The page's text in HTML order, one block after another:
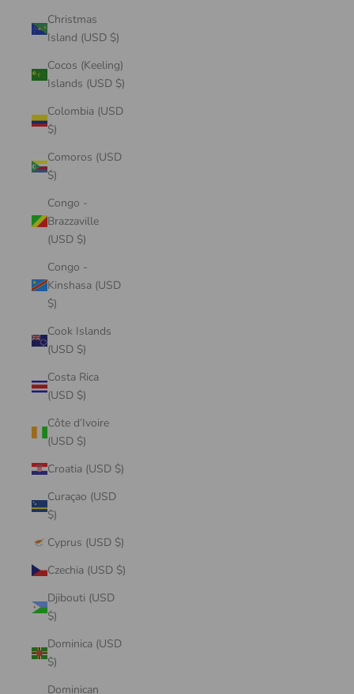
Christmas
Island (USD $)
Cocos (Keeling)
Islands (USD $)
Colombia (USD
$)
Comoros (USD
$)
Congo -
Brazzaville
(USD $)
Congo -
Kinshasa (USD
$)
Cook Islands
(USD $)
Costa Rica
(USD $)
Côte d’Ivoire
(USD $)
Croatia (USD $)
Curaçao (USD
$)
Cyprus (USD $)
Czechia (USD $)
Djibouti (USD
$)
Dominica (USD
$)
Dominican